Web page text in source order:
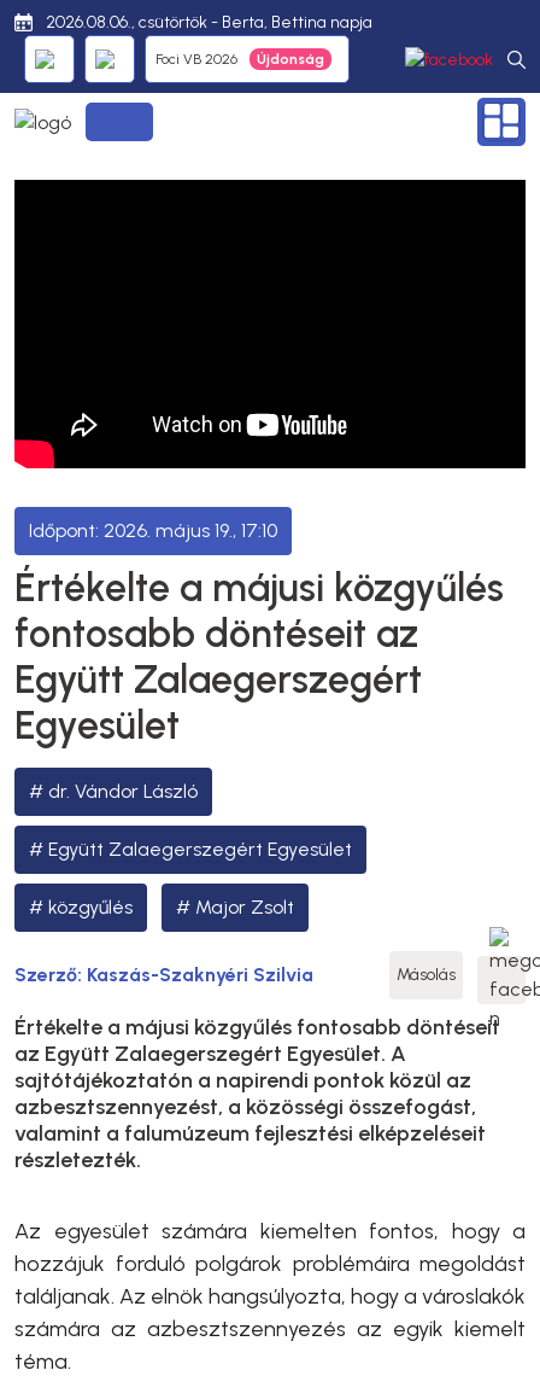
2026.08.06., csütörtök - Berta, Bettina napja
Foci VB 2026
2026. május 19., 17:10
Értékelte a májusi közgyűlés
fontosabb döntéseit az
Együtt Zalaegerszegért
Egyesület
dr. Vándor László
Együtt Zalaegerszegért Egyesület
közgyűlés Major Zsolt
Szerző: Kaszás-Szaknyéri Szilvia Másolás
Értékelte a májusi közgyűlés fontosabb döntéseit
az Együtt Zalaegerszegért Egyesület. A
sajtótájékoztatón a napirendi pontok közül az
azbesztszennyezést, a közösségi összefogást,
valamint a falumúzeum fejlesztési elképzeléseit
részletezték.
Az egyesület számára kiemelten fontos, hogy a
hozzájuk forduló polgárok problémáira megoldást
találjanak. Az elnök hangsúlyozta, hogy a városlakók
számára az azbesztszennyezés az egyik kiemelt
téma.